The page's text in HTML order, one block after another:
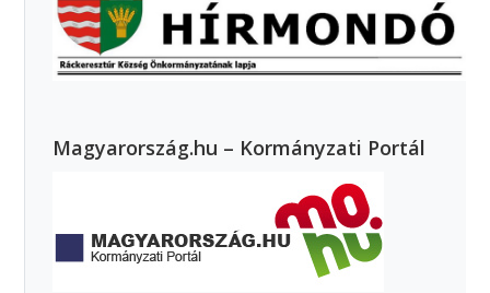
Magyarország.hu – Kormányzati Portál